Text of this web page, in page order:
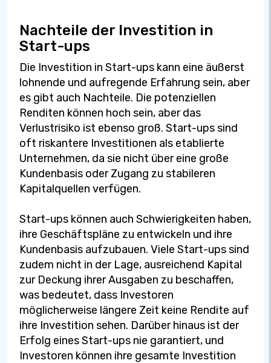
Nachteile der Investition in
Start-ups
Die Investition in Start-ups kann eine äußerst
lohnende und aufregende Erfahrung sein, aber
es gibt auch Nachteile. Die potenziellen
Renditen können hoch sein, aber das
Verlustrisiko ist ebenso groß. Start-ups sind
oft riskantere Investitionen als etablierte
Unternehmen, da sie nicht über eine große
Kundenbasis oder Zugang zu stabileren
Kapitalquellen verfügen.
Start-ups können auch Schwierigkeiten haben,
ihre Geschäftspläne zu entwickeln und ihre
Kundenbasis aufzubauen. Viele Start-ups sind
zudem nicht in der Lage, ausreichend Kapital
zur Deckung ihrer Ausgaben zu beschaffen,
was bedeutet, dass Investoren
möglicherweise längere Zeit keine Rendite auf
ihre Investition sehen. Darüber hinaus ist der
Erfolg eines Start-ups nie garantiert, und
Investoren können ihre gesamte Investition